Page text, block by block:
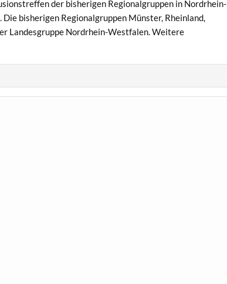
der bisherigen Regionalgruppen in Nordrhein-
bisherigen Regionalgruppen Münster, Rheinland,
Landesgruppe Nordrhein-Westfalen. Weitere